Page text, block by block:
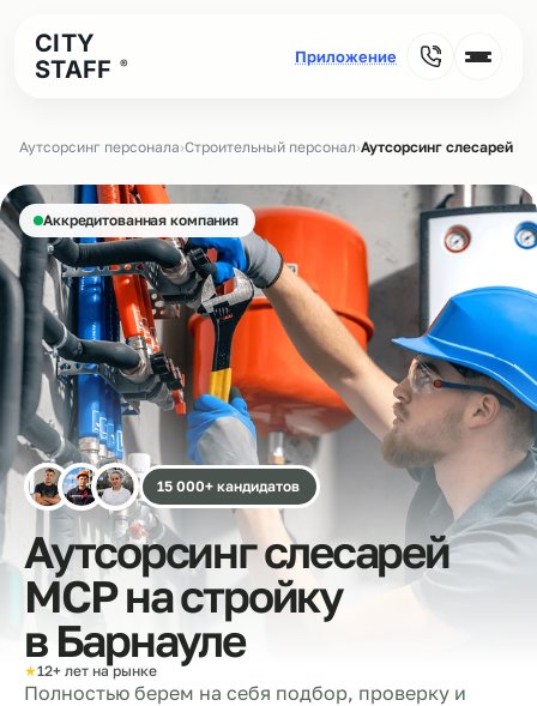
CITY
STAFF
®
Аутсорсинг персонала›Строительный персонал›Аутсорсинг слесарей
Аккредитованная компания
15 000+ кандидатов
Аутсорсинг слесарей
МСР на стройку
в Барнауле
★12+ лет на рынке
Полностью берем на себя подбор, проверку и